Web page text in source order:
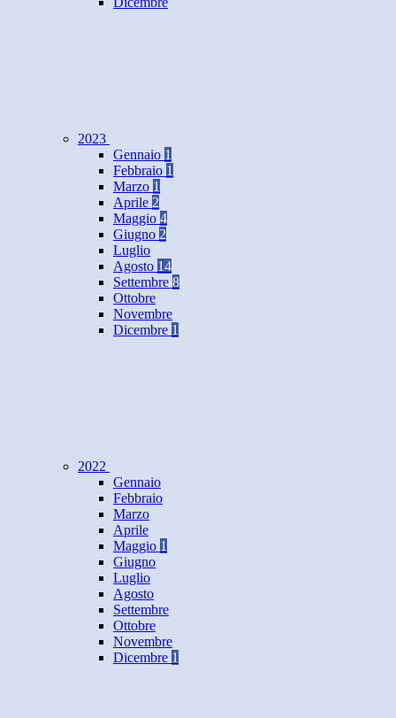
2023
Gennaio 1
Febbraio 1
Marzo 1
Aprile 2
Maggio 4
Giugno 2
Luglio
Agosto 14
Settembre 8
Ottobre
Novembre
Dicembre 1
2022
Gennaio
Febbraio
Marzo
Aprile
Maggio 1
Giugno
Luglio
Agosto
Settembre
Ottobre
Novembre
Dicembre 1